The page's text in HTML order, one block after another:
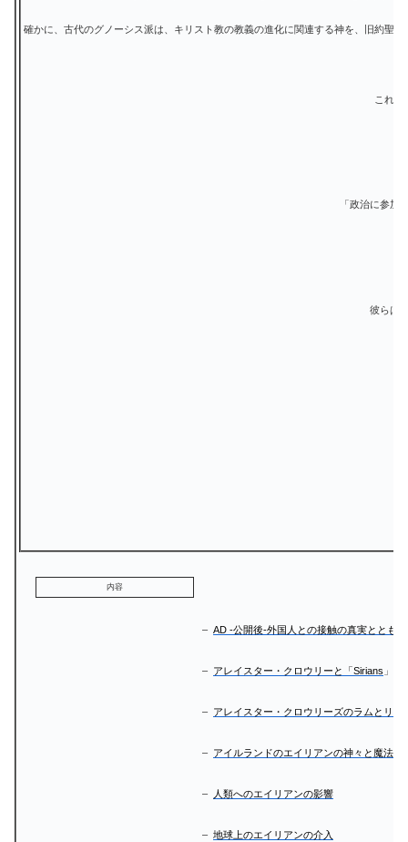
確かに、古代のグノーシス派は、キリスト教の教義の進化に関連する神を、旧約聖書
これ
「政治に参加
彼らは
内容
– AD -公開後-外国人との接触の真実ととも
– アレイスター・クロウリーと「Sirians 」
– アレイスター・クロウリーズのラムとリト
– アイルランドのエイリアンの神々と魔法
– 人類へのエイリアンの影響
– 地球上のエイリアンの介入